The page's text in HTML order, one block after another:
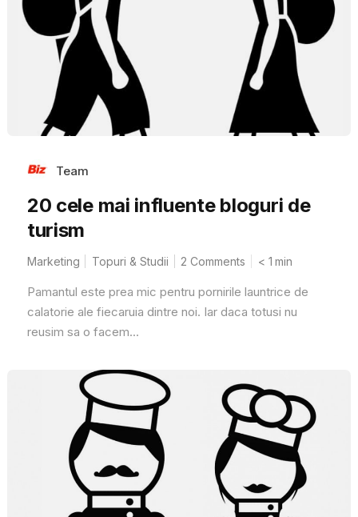
Team
20 cele mai influente bloguri de
turism
Marketing Topuri & Studii 2 Comments < 1 min
Pamantul este prea mic pentru pornirile launtrice de
calatorie ale fiecaruia dintre noi. Iar daca totusi nu
reusim sa o facem...